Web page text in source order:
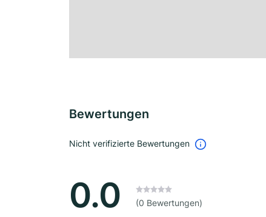
Bewertungen
Nicht verifizierte Bewertungen
0.0 (0 Bewertungen)